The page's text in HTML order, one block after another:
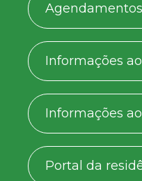
Agendamentos
Informações
Informações
Portal da